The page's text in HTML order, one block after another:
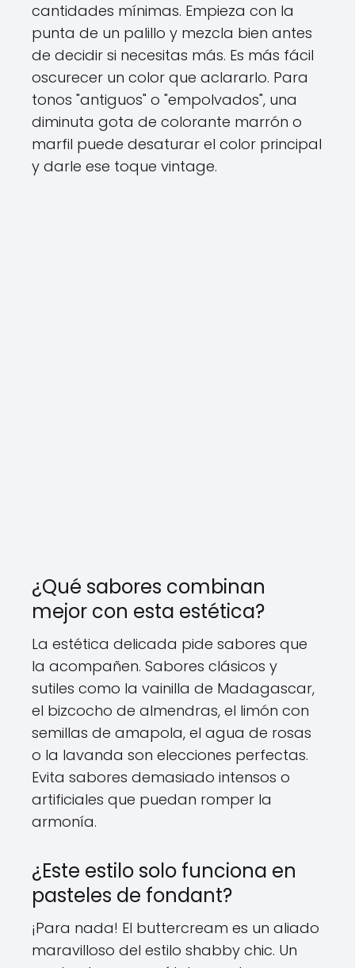
cantidades mínimas. Empieza con la
punta de un palillo y mezcla bien antes
de decidir si necesitas más. Es más fácil
oscurecer un color que aclararlo. Para
tonos "antiguos" o "empolvados", una
diminuta gota de colorante marrón o
marfil puede desaturar el color principal
y darle ese toque vintage.
¿Qué sabores combinan
mejor con esta estética?
La estética delicada pide sabores que
la acompañen. Sabores clásicos y
sutiles como la vainilla de Madagascar,
el bizcocho de almendras, el limón con
semillas de amapola, el agua de rosas
o la lavanda son elecciones perfectas.
Evita sabores demasiado intensos o
artificiales que puedan romper la
armonía.
¿Este estilo solo funciona en
pasteles de fondant?
¡Para nada! El buttercream es un aliado
maravilloso del estilo shabby chic. Un